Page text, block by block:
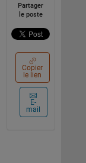
Partager
le poste
Copier
le lien
E-
mail